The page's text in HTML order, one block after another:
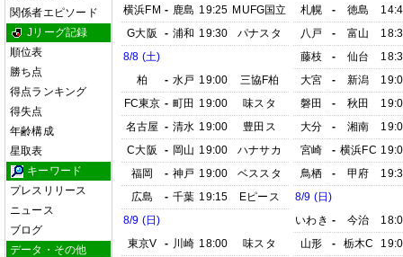
関係者エピソード
Jリーグ記録
順位表
勝ち点
得点ランキング
得失点
年齢構成
星取表
キーワード
プレスリリース
ニュース
ブログ
データ・その他
横浜FM - 鹿島 19:25 MUFG国立
G大阪
- 浦和 19:30
パナスタ
8/8 (土)
柏
- 水戸 19:00
三協F柏
FC東京 - 町田 19:00
味スタ
名古屋 - 清水 19:00
豊田ス
C大阪
- 岡山 19:00
ハナサカ
福岡
- 神戸 19:00
ベススタ
広島
- 千葉 19:15
Eピース
8/9 (日)
東京V
- 川崎 18:00
味スタ
札幌
- 徳島
八戸
- 富山
藤枝
- 仙台
大宮
- 新潟
磐田
- 秋田
大分
- 湘南
宮崎
- 横浜FC
鳥栖
- 甲府
8/9 (日)
いわき - 今治
山形
- 栃木C